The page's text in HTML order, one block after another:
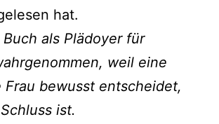
hat.
als Plädoyer für
weil eine
Frau bewusst entscheidet,
ist.